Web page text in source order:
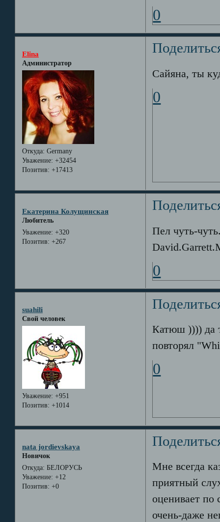
0
Elina
Администратор
Откуда: Germany
Уважение: +32454
Позитив: +17413
Сайяна, ты
0
Екатерина Колущинская
Любитель
Уважение: +320
Позитив: +267
Пел чуть-
0
suahili
Свой человек
Уважение: +951
Позитив: +1014
Катюш )))) да
повторял
0
nata jordievskaya
Новичок
Откуда: БЕЛОРУСЬ
Уважение: +12
Позитив: +0
Мне всегда
приятный
оценивает по
очень-даже